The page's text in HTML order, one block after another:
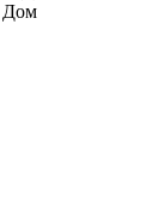
Дом